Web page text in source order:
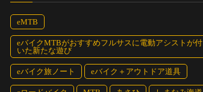
eMTB
eバイクMTBがおすすめフルサスに電動アシストが付
いた新たな遊び
eバイク旅ノート eバイク＋アウトドア道具